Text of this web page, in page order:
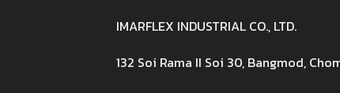
IMARFLEX INDUSTRIAL CO., LTD.
132 Soi Rama II Soi 30, Bangmod,